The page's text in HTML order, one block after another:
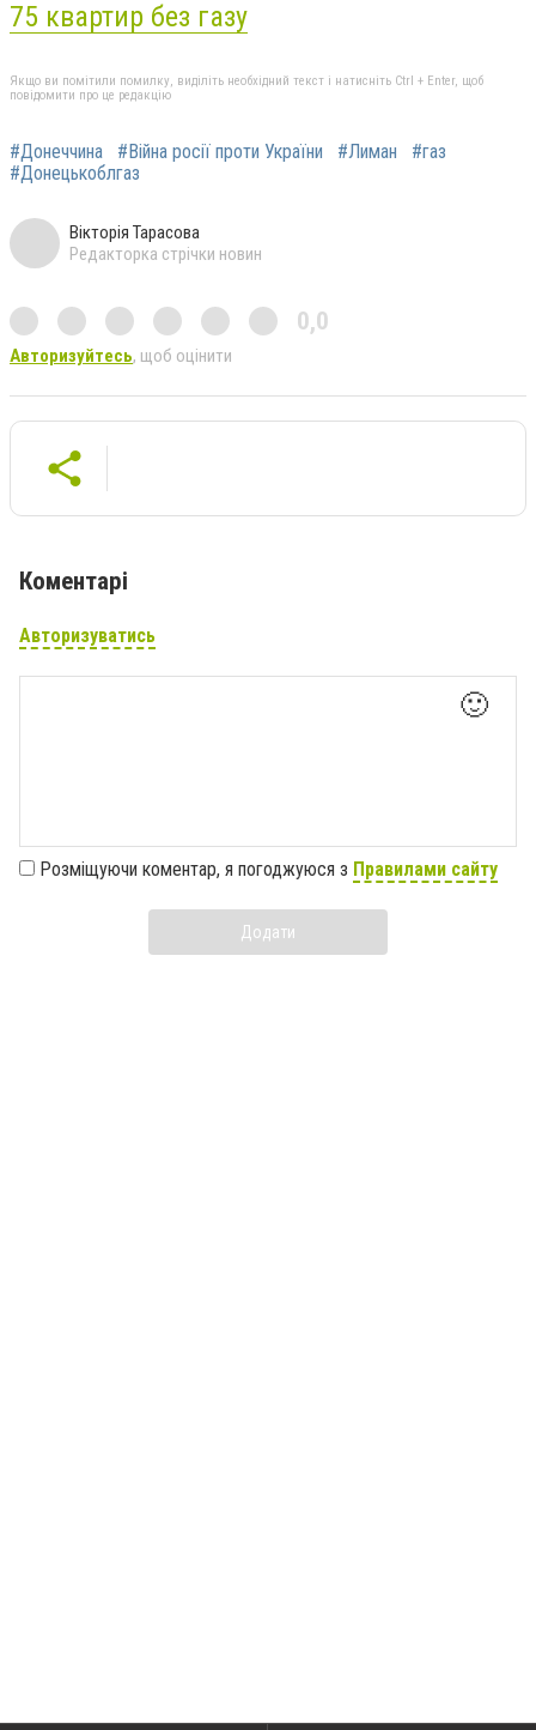
75 квартир без газу
Якщо ви помітили помилку, виділіть необхідний текст і натисніть Ctrl + Enter, щоб
повідомити про це редакцію
#Донеччина #Війна росії проти України #Лиман
#газ
#Донецькоблгаз
Вікторія Тарасова
Редакторка стрічки новин
0,0
Авторизуйтесь, щоб оцінити
Коментарі
Авторизуватись
🙂
Розміщуючи коментар, я погоджуюся з Правилами сайту
Додати